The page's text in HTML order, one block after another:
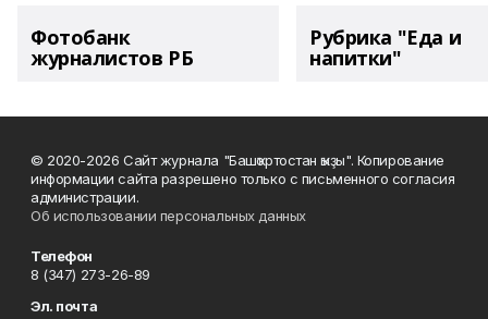
Фотобанк
журналистов РБ
Рубрика "Еда и
напитки"
© 2020-2026 Сайт журнала "Башҡортостан ҡыҙы". Копирование
информации сайта разрешено только с письменного согласия
администрации.
Об использовании персональных данных
Телефон
8 (347) 273-26-89
Эл. почта